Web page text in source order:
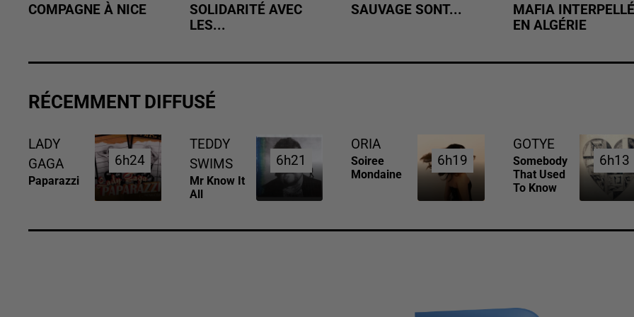
COMPAGNE À NICE
SOLIDARITÉ AVEC
LES...
SAUVAGE SONT...
MAFIA INTERPELLÉ
EN ALGÉRIE
RÉCEMMENT DIFFUSÉ
LADY
GAGA
Paparazzi
6h24
6h24
TEDDY
SWIMS
Mr Know It
All
6h21
6h21
ORIA
Soiree
Mondaine
6h19
6h19
GOTYE
Somebody
That Used
To Know
6h13
6h13